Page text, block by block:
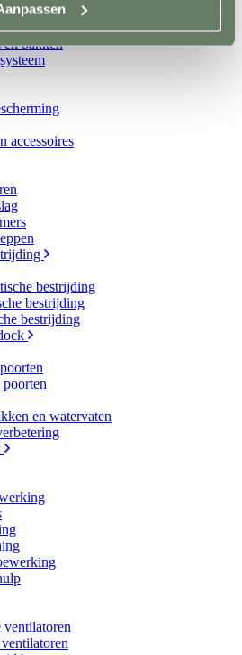
en bakken
accessoires
bestrijding
bestrijding
bestrijding
en watervaten